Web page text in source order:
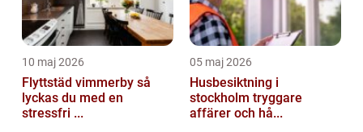
10 maj 2026
Flyttstäd vimmerby så
lyckas du med en
stressfri ...
05 maj 2026
Husbesiktning i
stockholm tryggare
affärer och hå...